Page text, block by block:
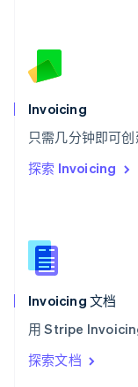
Invoicing
只需几分钟即可
探索 Invoicing
Invoicing 文档
用 Stripe
探索文档
English
ไทยEnglish
希腊
English
西班牙
新西兰
English
匈牙利
English
ItalianoEnglish
印度
English